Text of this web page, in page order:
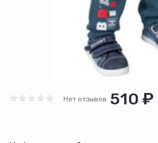
Нет отзывов 510 ₽